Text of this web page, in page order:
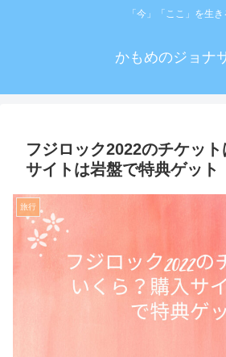
「今」「ここ」を生き
かもめのジョナ
フジロック2022のチケッ
サイトは岩盤で特典ゲット
旅行